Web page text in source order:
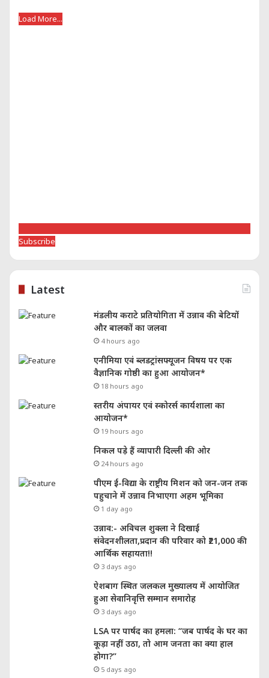
Load More...
Subscribe
Latest
मंडलीय कराटे प्रतियोगिता में उन्नाव की बेटियों
और बालकों का जलवा
4 hours ago
एनीमिया एवं ब्लडट्रांसफ्यूजन विषय पर एक
वैज्ञानिक गोष्ठी का हुआ आयोजन*
18 hours ago
स्तरीय अंपायर एवं स्कोरर्स कार्यशाला का
आयोजन*
19 hours ago
निकल पड़े हैं व्यापारी दिल्ली की ओर
24 hours ago
पीएम ई-विद्या के राष्ट्रीय मिशन को जन-जन तक
पहुचाने में उन्नाव निभाएगा अहम भूमिका
1 day ago
उन्नाव:- अविचल शुक्ला ने दिखाई
संवेदनशीलता,प्रदान की परिवार को ₹21,000 की
आर्थिक सहायता!!
3 days ago
ऐशबाग स्थित जलकल मुख्यालय में आयोजित
हुआ सेवानिवृत्ति सम्मान समारोह
3 days ago
LSA पर पार्षद का हमला: “जब पार्षद के घर का
कूड़ा नहीं उठा, तो आम जनता का क्या हाल
होगा?”
5 days ago